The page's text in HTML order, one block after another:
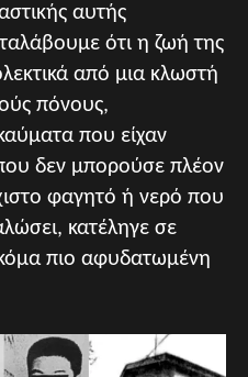
αυτής
ότι η ζωή της
από μια κλωστή
πόνους,
που είχαν
δεν μπορούσε πλέον
φαγητό ή νερό που
κατέληγε σε
πιο αφυδατωμένη